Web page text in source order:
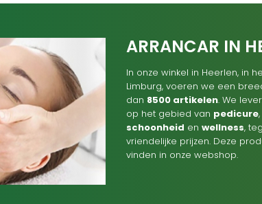
ARRANCAR IN
In onze winkel in Heerlen, in
Limburg, voeren we een
dan 8500 artikelen. We
op het gebied van pedicure,
schoonheid en wellness,
vriendelijke prijzen. Deze
vinden in onze webshop.